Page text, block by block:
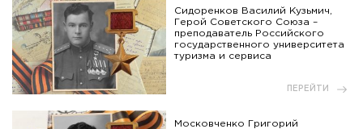
Сидоренков Василий Кузьмич,
Герой Советского Союза –
преподаватель Российского
государственного университета
туризма и сервиса
ПЕРЕЙТИ
Московченко Григорий